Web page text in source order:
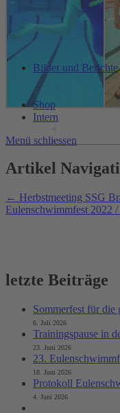
Bilder und Berichte
Shop
Intern
Menü schliessen
Artikel
← Herbstmeeting SSG
Eulenschwimmfest 2022
letzte Beiträge
Sommerfest für die
6. Juli 2026
Trainingspause in
23. Juni 2026
23.
18. Juni 2026
Protokoll
4. Juni 2026